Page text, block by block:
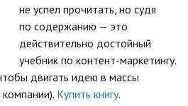
не успел прочитать, но судя
по содержанию — это
действительно достойный
учебник по контент-маркетингу.
двигать идею в массы
Купить книгу.